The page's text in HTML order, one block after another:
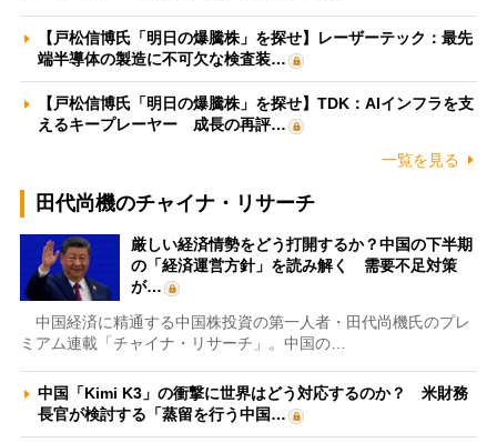
【戸松信博氏「明日の爆騰株」を探せ】レーザーテック：最先
端半導体の製造に不可欠な検査装…
【戸松信博氏「明日の爆騰株」を探せ】TDK：AIインフラを支
えるキープレーヤー 成長の再評…
一覧を見る
田代尚機のチャイナ・リサーチ
厳しい経済情勢をどう打開するか？中国の下半期
の「経済運営方針」を読み解く 需要不足対策
が…
中国経済に精通する中国株投資の第一人者・田代尚機氏のプレ
ミアム連載「チャイナ・リサーチ」。中国の…
中国「Kimi K3」の衝撃に世界はどう対応するのか？ 米財務
長官が検討する「蒸留を行う中国…